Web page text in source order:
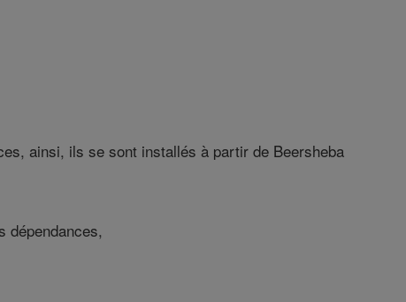
ainsi, ils se sont installés à partir de Beersheba
dépendances,